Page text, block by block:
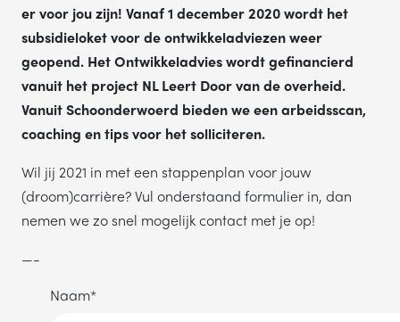
er voor jou zijn! Vanaf 1 december 2020 wordt het
subsidieloket voor de ontwikkeladviezen weer
geopend. Het Ontwikkeladvies wordt gefinancierd
vanuit het project NL Leert Door van de overheid.
Vanuit Schoonderwoerd bieden we een arbeidsscan,
coaching en tips voor het solliciteren.
Wil jij 2021 in met een stappenplan voor jouw
(droom)carrière?Vul onderstaand formulier in, dan
nemen we zo snel mogelijk contact met je op!
—-
Naam*